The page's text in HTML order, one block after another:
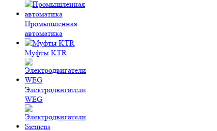
Промышленная
автоматика
Муфты KTR
Электродвигатели
WEG